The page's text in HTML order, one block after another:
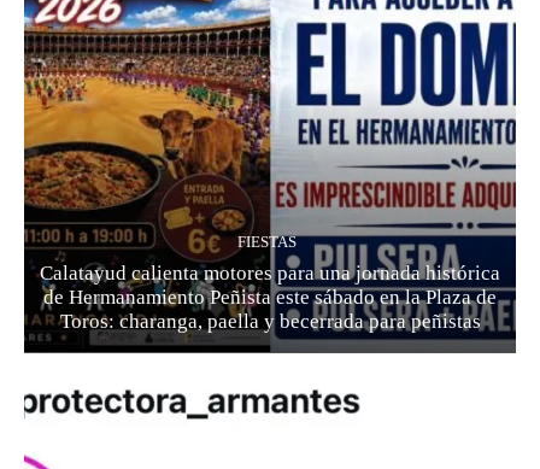
FIESTAS
Calatayud calienta motores para una jornada histórica
de Hermanamiento Peñista este sábado en la Plaza de
Toros: charanga, paella y becerrada para peñistas